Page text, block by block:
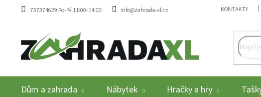
Přejít na obsah
737374629 Po-Pá 11:00-14:00 info@zahrada-xl.cz KONTAKTY
Dům a zahrada Nábytek Hračky a hry